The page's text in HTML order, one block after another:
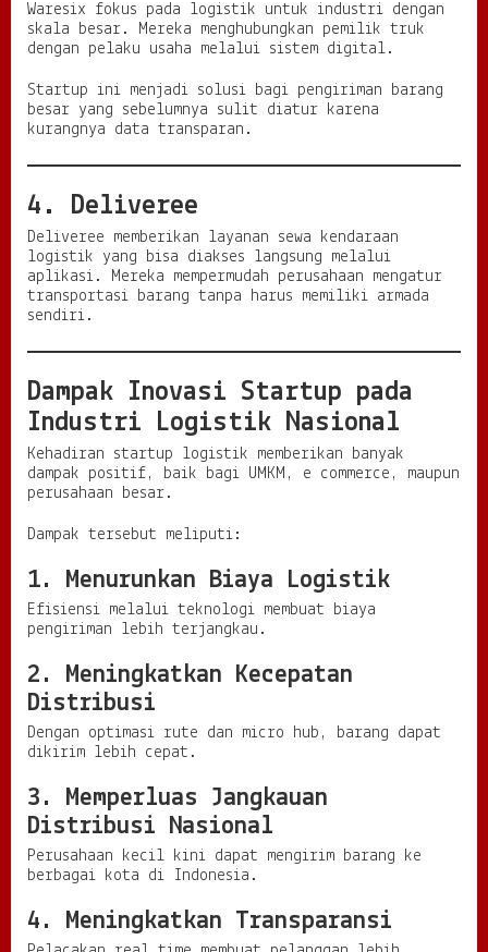
Waresix fokus pada logistik untuk industri dengan
skala besar. Mereka menghubungkan pemilik truk
dengan pelaku usaha melalui sistem digital.
Startup ini menjadi solusi bagi pengiriman barang
besar yang sebelumnya sulit diatur karena
kurangnya data transparan.
4. Deliveree
Deliveree memberikan layanan sewa kendaraan
logistik yang bisa diakses langsung melalui
aplikasi. Mereka mempermudah perusahaan mengatur
transportasi barang tanpa harus memiliki armada
sendiri.
Dampak Inovasi Startup pada
Industri Logistik Nasional
Kehadiran startup logistik memberikan banyak
dampak positif, baik bagi UMKM, e commerce, maupun
perusahaan besar.
Dampak tersebut meliputi:
1. Menurunkan Biaya Logistik
Efisiensi melalui teknologi membuat biaya
pengiriman lebih terjangkau.
2. Meningkatkan Kecepatan
Distribusi
Dengan optimasi rute dan micro hub, barang dapat
dikirim lebih cepat.
3. Memperluas Jangkauan
Distribusi Nasional
Perusahaan kecil kini dapat mengirim barang ke
berbagai kota di Indonesia.
4. Meningkatkan Transparansi